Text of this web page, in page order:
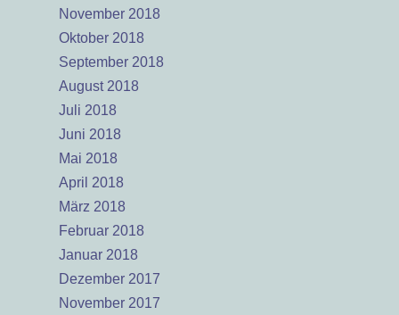
November 2018
Oktober 2018
September 2018
August 2018
Juli 2018
Juni 2018
Mai 2018
April 2018
März 2018
Februar 2018
Januar 2018
Dezember 2017
November 2017